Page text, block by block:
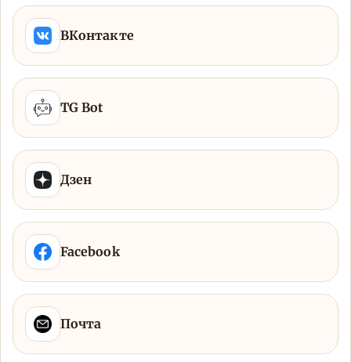
ВКонтакте
TG Bot
Дзен
Facebook
Почта